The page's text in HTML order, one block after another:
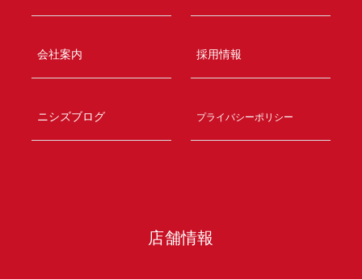
会社案内 採用情報
ニシズブログ プライバシーポリシー
店舗情報